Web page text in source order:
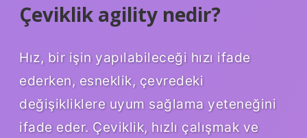
Çeviklik agility nedir?
Hız, bir işin yapılabileceği hızı ifade
ederken, esneklik, çevredeki
değişikliklere uyum sağlama yeteneğini
ifade eder. Çeviklik, hızlı çalışmak ve